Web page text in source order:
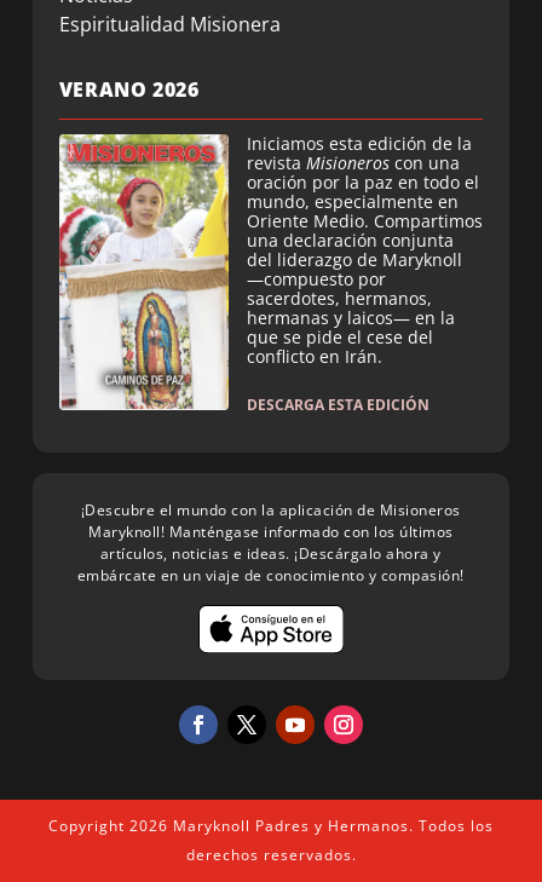
Espiritualidad Misionera
VERANO 2026
Iniciamos esta edición de la
revista Misioneros con una
oración por la paz en todo el
mundo, especialmente en
Oriente Medio. Compartimos
una declaración conjunta
del liderazgo de Maryknoll
—compuesto por
sacerdotes, hermanos,
hermanas y laicos— en la
que se pide el cese del
conflicto en Irán.
DESCARGA ESTA EDICIÓN
¡Descubre el mundo con la aplicación de Misioneros
Maryknoll! Manténgase informado con los últimos
artículos, noticias e ideas. ¡Descárgalo ahora y
embárcate en un viaje de conocimiento y compasión!
Copyright 2026 Maryknoll Padres y Hermanos. Todos los
derechos reservados.